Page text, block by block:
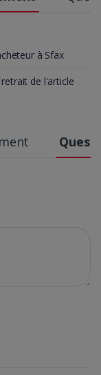
à Sfax
de l'article